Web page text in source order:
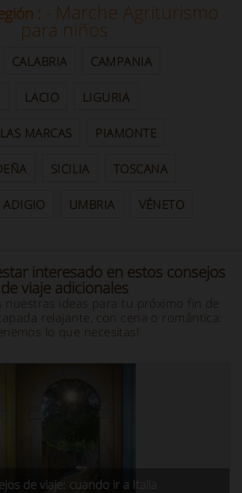
: - Marche Agriturismo
para niños
CALABRIA CAMPANIA
LACIO LIGURIA
LAS MARCAS PIAMONTE
SICILIA TOSCANA
ADIGIO UMBRIA VÉNETO
interesado en estos consejos
de viaje adicionales
nuestras ideas para tu próximo fin de
relajante, con cena o romántica:
lo que necesitas!
de viaje: cuando ir a Italia